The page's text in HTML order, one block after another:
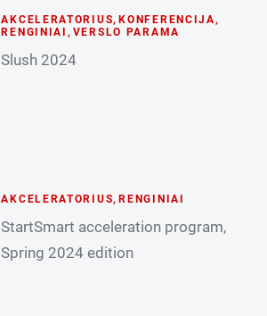
AKCELERATORIUS, KONFERENCIJA,
RENGINIAI , VERSLO PARAMA
Slush 2024
AKCELERATORIUS, RENGINIAI
StartSmart acceleration program,
Spring 2024 edition